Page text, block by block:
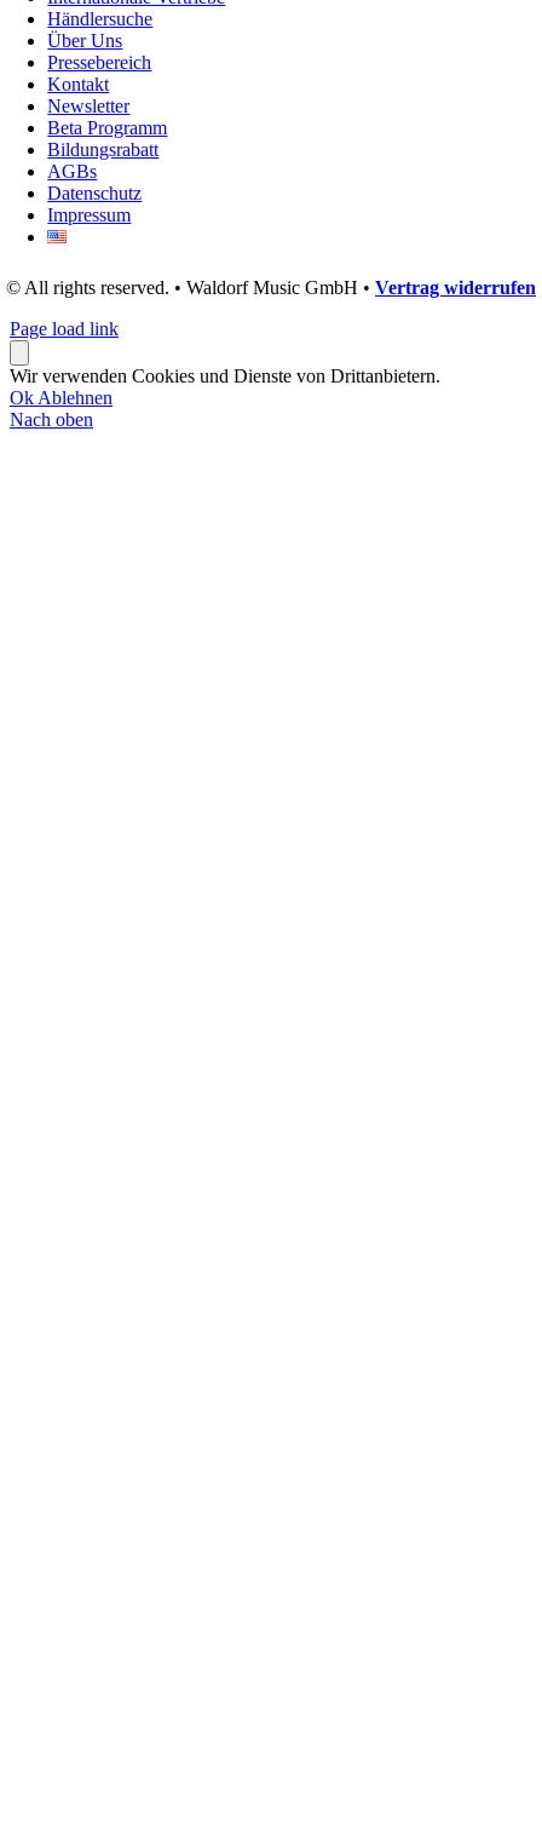
Händlersuche
Über Uns
Pressebereich
Kontakt
Newsletter
Beta Programm
Bildungsrabatt
AGBs
Datenschutz
Impressum
© All rights reserved. • Waldorf Music GmbH • Vertrag widerrufen
Page load link
Wir verwenden Cookies und Dienste von Drittanbietern.
Ok Ablehnen
Nach oben